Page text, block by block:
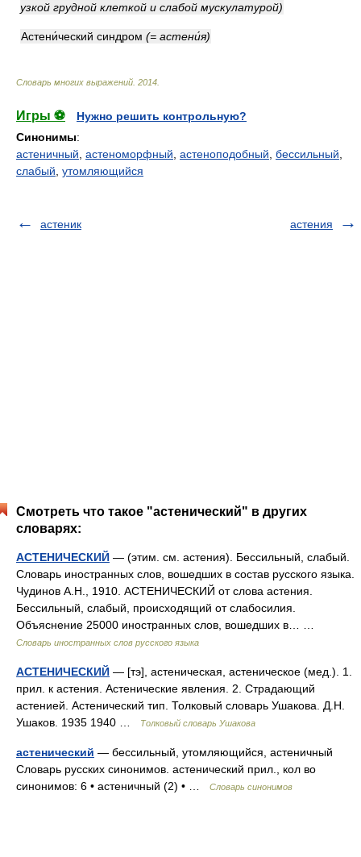
узкой грудной клеткой и слабой мускулатурой)
Астени́ческий синдром (= астени́я)
Словарь многих выражений 2014
Игры ⚽
Нужно решить контрольную?
Синонимы:
астеничный астеноморфный астеноподобный бессильный
слабый утомляющийся
астеник астения
Смотреть что такое "астенический" в других
словарях:
АСТЕНИЧЕСКИЙ — (этим. см. астения). Бессильный, слабый.
Словарь иностранных слов, вошедших в состав русского языка.
Чудинов А.Н., 1910. АСТЕНИЧЕСКИЙ от слова астения.
Бессильный, слабый, происходящий от слабосилия.
Объяснение 25000 иностранных слов, вошедших в… …
Словарь иностранных слов русского языка
АСТЕНИЧЕСКИЙ — [тэ], астеническая, астеническое (мед.). 1.
прил. к астения. Астенические явления. 2. Страдающий
астенией. Астенический тип. Толковый словарь Ушакова. Д.Н.
Ушаков. 1935 1940 …
Толковый словарь Ушакова
астенический — бессильный, утомляющийся, астеничный
Словарь русских синонимов. астенический прил., кол во
синонимов: 6 • астеничный (2) • …
Словарь синонимов